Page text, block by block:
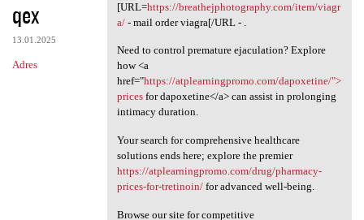
qex
13.01.2025
Adres
[URL=https://breathejphotography.com/item/viagr
a/- mail order viagra[/URL - .
Need to control premature ejaculation? Explore
how <a
href="https://atplearningpromo.com/dapoxetine/">
pricesfor dapoxetine</a> can assist in prolonging
intimacy duration.
Your search for comprehensive healthcare
solutions ends here; explore the premier
https://atplearningpromo.com/drug/pharmacy-
prices-for-tretinoin/for advanced well-being.
Browse our site for competitive